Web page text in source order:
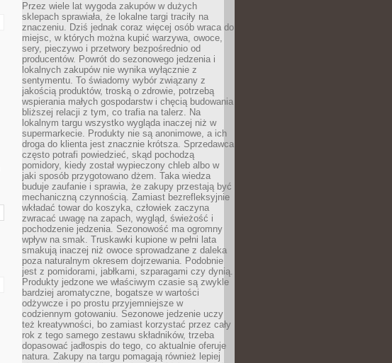
Przez wiele lat wygoda zakupów w dużych
sklepach sprawiała, że lokalne targi traciły na
znaczeniu. Dziś jednak coraz więcej osób wraca do
miejsc, w których można kupić warzywa, owoce,
sery, pieczywo i przetwory bezpośrednio od
producentów. Powrót do sezonowego jedzenia i
lokalnych zakupów nie wynika wyłącznie z
sentymentu. To świadomy wybór związany z
jakością produktów, troską o zdrowie, potrzebą
wspierania małych gospodarstw i chęcią budowania
bliższej relacji z tym, co trafia na talerz. Na
lokalnym targu wszystko wygląda inaczej niż w
supermarkecie. Produkty nie są anonimowe, a ich
droga do klienta jest znacznie krótsza. Sprzedawca
często potrafi powiedzieć, skąd pochodzą
pomidory, kiedy został wypieczony chleb albo w
jaki sposób przygotowano dżem. Taka wiedza
buduje zaufanie i sprawia, że zakupy przestają być
mechaniczną czynnością. Zamiast bezrefleksyjnie
wkładać towar do koszyka, człowiek zaczyna
zwracać uwagę na zapach, wygląd, świeżość i
pochodzenie jedzenia. Sezonowość ma ogromny
wpływ na smak. Truskawki kupione w pełni lata
smakują inaczej niż owoce sprowadzane z daleka
poza naturalnym okresem dojrzewania. Podobnie
jest z pomidorami, jabłkami, szparagami czy dynią.
Produkty jedzone we właściwym czasie są zwykle
bardziej aromatyczne, bogatsze w wartości
odżywcze i po prostu przyjemniejsze w
codziennym gotowaniu. Sezonowe jedzenie uczy
też kreatywności, bo zamiast korzystać przez cały
rok z tego samego zestawu składników, trzeba
dopasować jadłospis do tego, co aktualnie oferuje
natura. Zakupy na targu pomagają również lepiej